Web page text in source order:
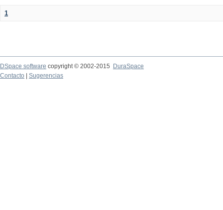
1
DSpace software copyright © 2002-2015
DuraSpace
Contacto
Sugerencias